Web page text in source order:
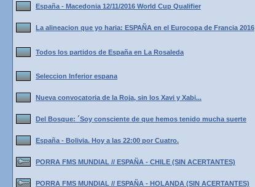
España - Macedonia 12/11/2016 World Cup Qualifier
La alineacion que yo haria: ESPAÑA en el Eurocopa de Francia 2016
Todos los partidos de España en La Rosaleda
Seleccion Inferior espana
Nueva convocatoria de la Roja, sin los Xavi y Xabi...
Del Bosque: ´Soy consciente de que hemos tenido mucha suerte
España - Bolivia. Hoy a las 22:00 por Cuatro.
PORRA FMS MUNDIAL // ESPAÑA - CHILE (SIN ACERTANTES)
PORRA FMS MUNDIAL // ESPAÑA - HOLANDA (SIN ACERTANTES)